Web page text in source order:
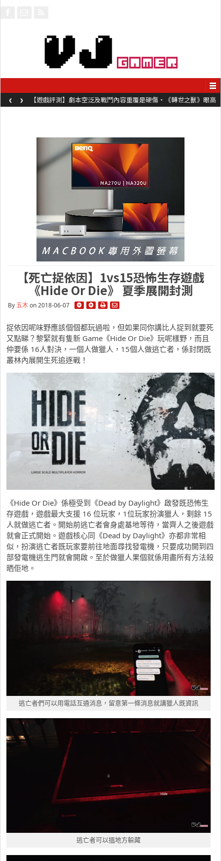
【遊戲評測】劇本空泛及戰鬥內容重覆是硬傷・《轉世之獸》眼高
手低表現未如理想
‹ ›
【死亡捉依因】1vs15恐怖生存遊戲
《Hide Or Die》 夏季展開封測
By五木on 2018-06-07
捉依因呢味野應該個個都玩過啦，但如果同你講比人捉到就要死
又點睇？黎緊就有隻新 Game《Hide Or Die》玩呢樣野，而且
仲要係 16人對決，一個人做獵人，15個人做逃亡者，係封閉既
叢林內展開生死追逐戰！
《Hide Or Die》係極受到《Dead by Daylight》啟發既恐怖生
存遊戲，遊戲最大支援 16 位玩家，1位玩家扮演獵人，剩餘 15
人就做逃亡者。開始前逃亡者會身處基地等待，當齊人之後遊戲
就會正式開始。遊戲核心同《Dead by Daylight》亦都非常相
似，扮演逃亡者既玩家要前往地面尋找發電機，只要成功開到四
部發電機逃生門就會開啟。至於做獵人果個就係用盡所有方法殺
晒佢地。
逃亡者們可以用電話互通消息，留意第一條消息就講獵人既資訊
逃亡者可以搵地方躲藏